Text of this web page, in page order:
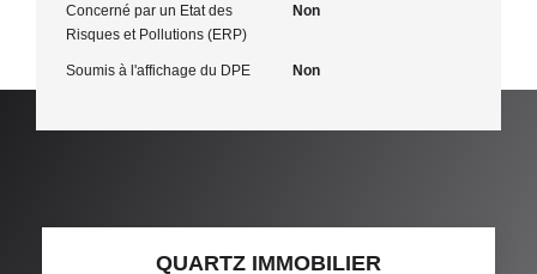
Concerné par un Etat des
Risques et Pollutions (ERP)
Non
Soumis à l'affichage du DPE Non
QUARTZ IMMOBILIER